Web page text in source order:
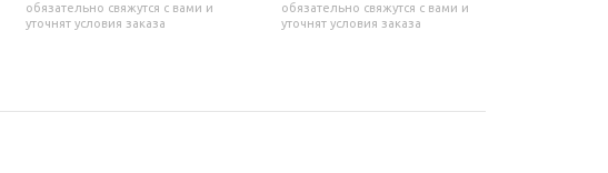
обязательно свяжутся с вами и
уточнят условия заказа
обязательно свяжутся с вами и
уточнят условия заказа